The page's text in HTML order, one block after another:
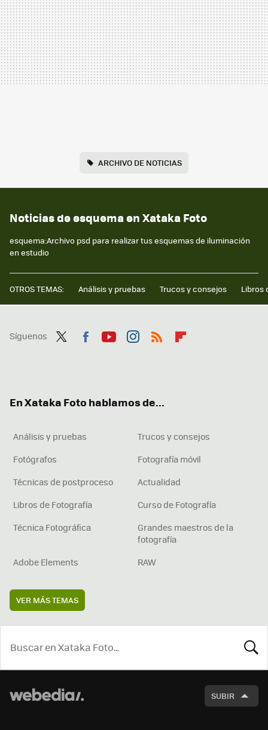
ARCHIVO DE NOTICIAS
Noticias de esquema en Xataka Foto
esquema:Archivo psd para realizar tus esquemas de iluminación
en estudio
OTROS TEMAS: Análisis y pruebas Trucos y consejos Libros
Síguenos
En Xataka Foto hablamos de...
Análisis y pruebas
Trucos y consejos
Fotógrafos
Fotografía móvil
Técnicas de postproceso
Actualidad
Libros de Fotografía
Curso de Fotografía
Técnica Fotográfica
Grandes maestros de la
fotografía
Adobe Elements
RAW
VER MÁS TEMAS
SUBIR